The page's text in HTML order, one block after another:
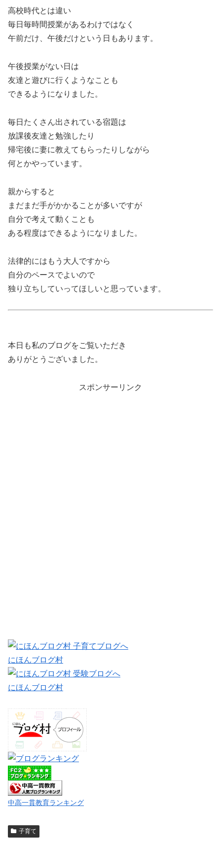
高校時代とは違い
毎日毎時間授業があるわけではなく
午前だけ、午後だけという日もあります。
午後授業がない日は
友達と遊びに行くようなことも
できるようになりました。
毎日たくさん出されている宿題は
放課後友達と勉強したり
帰宅後に妻に教えてもらったりしながら
何とかやっています。
親からすると
まだまだ手がかかることが多いですが
自分で考えて動くことも
ある程度はできるようになりました。
法律的にはもう大人ですから
自分のペースでよいので
独り立ちしていってほしいと思っています。
本日も私のブログをご覧いただき
ありがとうございました。
スポンサーリンク
にほんブログ村
にほんブログ村
中高一貫教育ランキング
子育て